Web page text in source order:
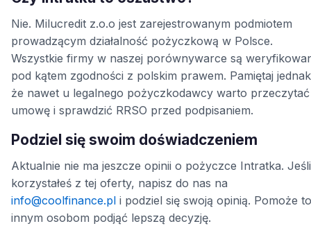
Nie. Milucredit z.o.o jest zarejestrowanym podmiotem
prowadzącym działalność pożyczkową w Polsce.
Wszystkie firmy w naszej porównywarce są
pod kątem zgodności z polskim prawem. Pamiętaj
że nawet u legalnego pożyczkodawcy warto przeczytać
umowę i sprawdzić RRSO przed podpisaniem.
Podziel się swoim doświadczeniem
Aktualnie nie ma jeszcze opinii o pożyczce Intratka. Jeśli
korzystałeś z tej oferty, napisz do nas na
info@coolfinance.pl i podziel się swoją opinią. Pomoże to
innym osobom podjąć lepszą decyzję.